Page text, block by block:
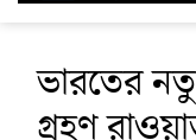
ভারতের
গ্রহণ